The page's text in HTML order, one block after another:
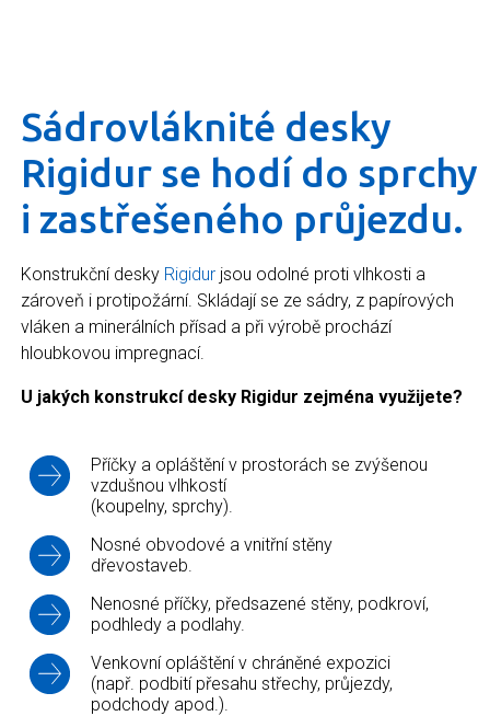
Sádrovláknité desky
Rigidur se hodí do sprchy
i zastřešeného průjezdu.
Konstrukční desky Rigidur jsou odolné proti vlhkosti a
zároveň i protipožární. Skládají se ze sádry, z papírových
vláken a minerálních přísad a při výrobě prochází
hloubkovou impregnací.
U jakých konstrukcí desky Rigidur zejména využijete?
Příčky a opláštění v prostorách se zvýšenou
vzdušnou vlhkostí
(koupelny, sprchy).
Nosné obvodové a vnitřní stěny
dřevostaveb.
Nenosné příčky, předsazené stěny, podkroví,
podhledy a podlahy.
Venkovní opláštění v chráněné expozici
(např. podbití přesahu střechy, průjezdy,
podchody apod.).